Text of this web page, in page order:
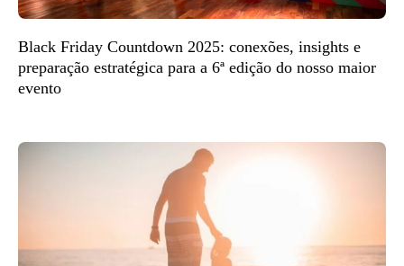
Black Friday Countdown 2025: conexões, insights e
preparação estratégica para a 6ª edição do nosso maior
evento